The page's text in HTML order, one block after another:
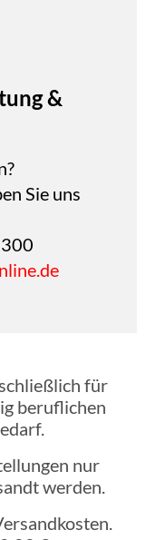
&
Sie uns
für
beruflichen
nur
werden.